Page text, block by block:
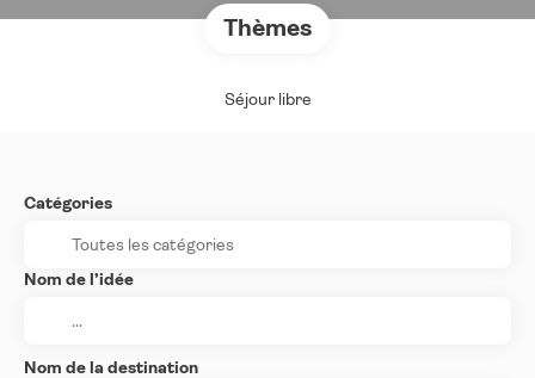
Thèmes
Séjour libre
Catégories
Nom de l’idée
Nom de la destination